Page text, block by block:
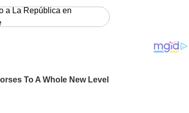
a La República en